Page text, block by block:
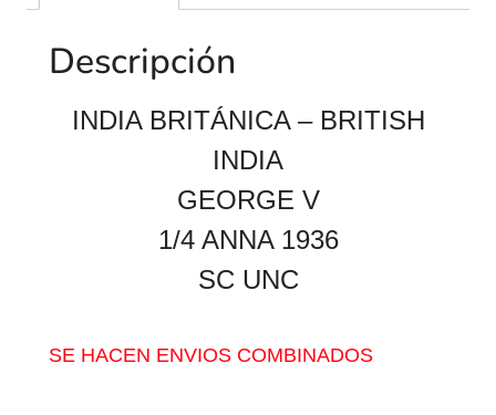
Descripción
INDIA BRITÁNICA – BRITISH
INDIA
GEORGE V
1/4 ANNA 1936
SC UNC
SE HACEN ENVIOS COMBINADOS